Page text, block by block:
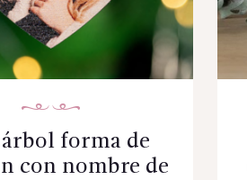
forma de
con nombre de